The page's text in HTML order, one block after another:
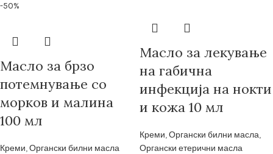
-50%
Масло за брзо
потемнување со
морков и малина
100 мл
Креми,Органски билни масла
Масло за лекување
на габична
инфекција на нокти
и кожа 10 мл
Креми,Органски билни масла,
Органски етерични масла